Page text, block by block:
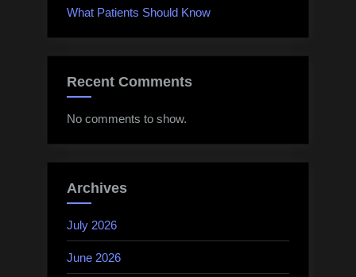
What Patients Should Know
Recent Comments
No comments to show.
Archives
July 2026
June 2026